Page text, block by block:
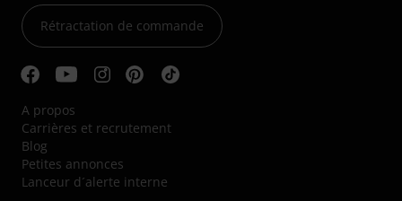
Rétractation de commande
A propos
Carrières et recrutement
Blog
Petites annonces
Lanceur d´alerte interne